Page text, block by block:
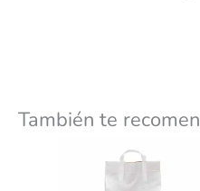
También te